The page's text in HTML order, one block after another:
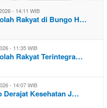
- 14:11 WIB
Rakyat di Bungo H…
- 11:35 WIB
Rakyat Terintegra…
- 14:07 WIB
Derajat Kesehatan J…